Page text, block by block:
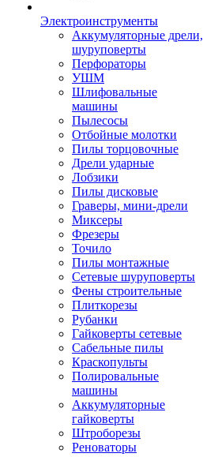
Электроинструменты
Аккумуляторные дрели,
шуруповерты
Перфораторы
УШМ
Шлифовальные
машины
Пылесосы
Отбойные молотки
Пилы торцовочные
Дрели ударные
Лобзики
Пилы дисковые
Граверы, мини-дрели
Миксеры
Фрезеры
Точило
Пилы монтажные
Сетевые шуруповерты
Фены строительные
Плиткорезы
Рубанки
Гайковерты сетевые
Сабельные пилы
Краскопульты
Полировальные
машины
Аккумуляторные
гайковерты
Штроборезы
Реноваторы